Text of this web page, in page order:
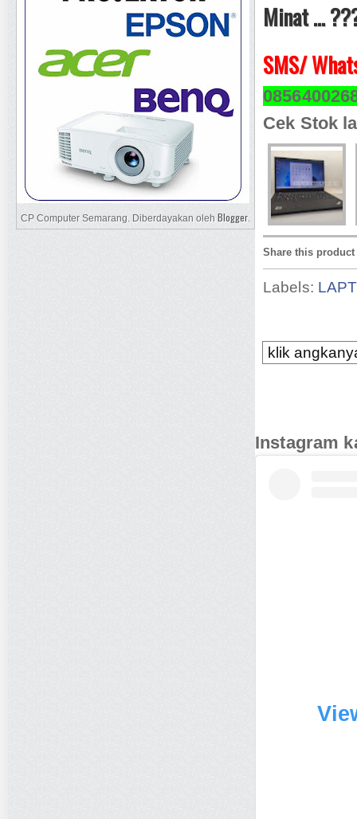
Minat ...
SMS/
Cek Stok
Share this product
Labels:
klik
Instagram
CP Computer Semarang. Diberdayakan oleh Blogger.